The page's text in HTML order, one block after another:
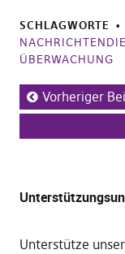
SCHLAGWORTE
ÜBERWACHUNG
Vorheriger
Unterstütze